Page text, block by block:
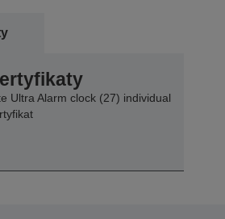
Ultra Alarm clock (27) individual